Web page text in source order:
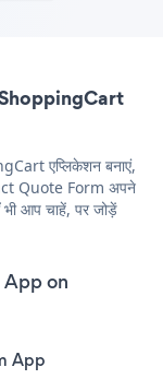
एप्लिकेशन बनाएं,
Quote Form अपने
आप चाहें, पर जोड़ें
on
App